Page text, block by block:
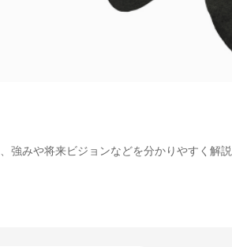
強みや将来ビジョンなどを分かりやすく解